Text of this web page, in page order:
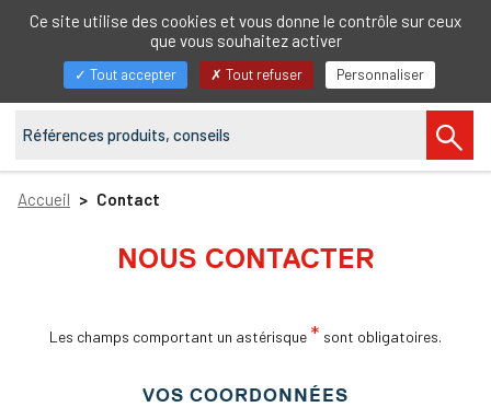
FR
Afficher/masquer
Accueil Contact
NOUS CONTACTER
Les champs comportant un astérisque * sont obligatoires.
VOS COORDONNÉES
Ce site utilise des cookies et vous donne le contrôle sur ceux
que vous souhaitez activer
Tout accepter Tout refuser Personnaliser